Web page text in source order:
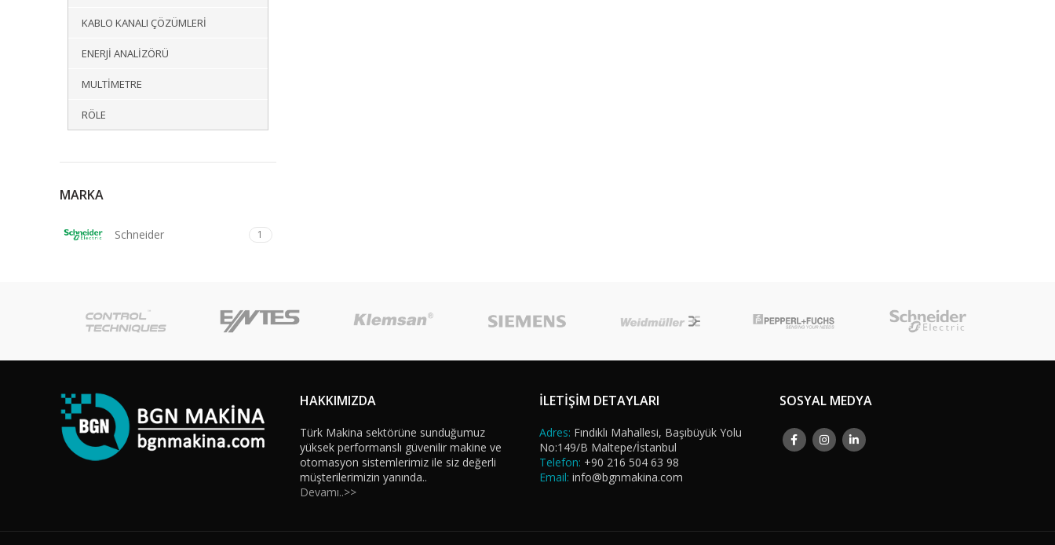
KABLO KANALI ÇÖZÜMLERI
ENERJI ANALIZÖRÜ
MULTIMETRE
RÖLE
MARKA
Schneider 1
HAKKIMIZDA
Türk Makina sektörüne sunduğumuz
yüksek performanslı güvenilir makine ve
otomasyon sistemlerimiz ile siz değerli
müşterilerimizin yanında..
Devamı..>>
İLETİŞİM DETAYLARI
Adres: Fındıklı Mahallesi, Başıbüyük Yolu
No:149/B Maltepe/İstanbul
Telefon: +90 216 504 63 98
Email: info@bgnmakina.com
SOSYAL MEDYA